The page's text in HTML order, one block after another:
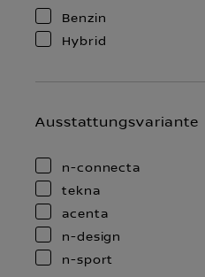
Benzin
Hybrid
Ausstattungsvariante
n-connecta
tekna
acenta
n-design
n-sport